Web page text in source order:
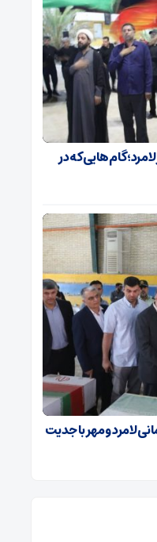
گام‌هایی که در
لامرد و مهر با جدیت